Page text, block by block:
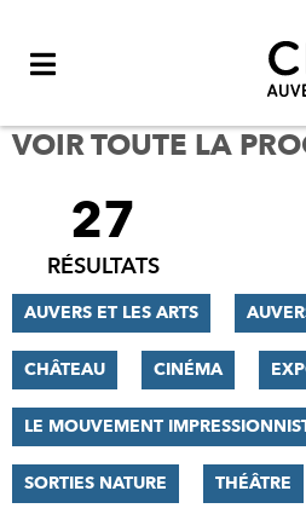
VOIR TOUTE LA
FILTRER
RÉSULTATS
27
RÉSULTATS
AUVERS ET LES ARTS
CHÂTEAU CINÉMA
LE MOUVEMENT
SORTIES NATURE THÉÂTRE